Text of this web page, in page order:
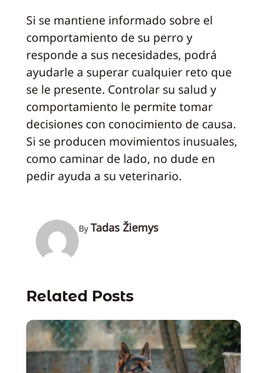
Si se mantiene informado sobre el
comportamiento de su perro y
responde a sus necesidades, podrá
ayudarle a superar cualquier reto que
se le presente. Controlar su salud y
comportamiento le permite tomar
decisiones con conocimiento de causa.
Si se producen movimientos inusuales,
como caminar de lado, no dude en
pedir ayuda a su veterinario.
By Tadas Žiemys
Related Posts